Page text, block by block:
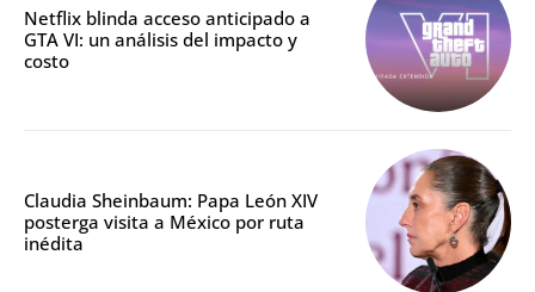
Netflix blinda acceso anticipado a
GTA VI: un análisis del impacto y
costo
Claudia Sheinbaum: Papa León XIV
posterga visita a México por ruta
inédita